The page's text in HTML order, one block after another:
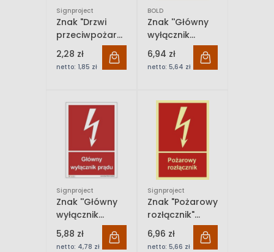
Signproject
Znak "Drzwi
przeciwpożarowe.
Zamykać! (w
prawo)"
Signproject
2,28 zł
netto: 1,85 zł
BOLD
Znak ''Główny
wyłącznik
prądu'' Bold
6,94 zł
netto: 5,64 zł
Signproject
Znak ''Główny
wyłącznik
prądu"
Signproject
5,88 zł
netto: 4,78 zł
Signproject
Znak "Pożarowy
rozłącznik"
Signproject
6,96 zł
netto: 5,66 zł